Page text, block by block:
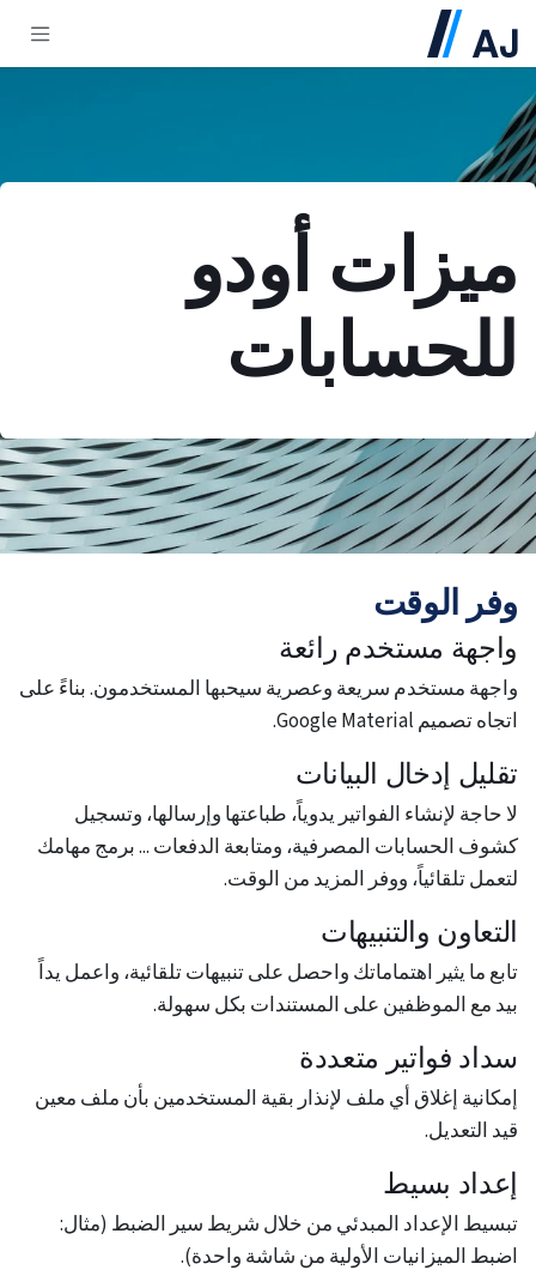
تخطي للذهاب إلى المحتوى
ميزات أودو
للحسابات
وفر الوقت
واجهة مستخدم رائعة
واجهة مستخدم سريعة وعصرية سيحبها المستخدمون. بناءً على
اتجاه تصميم Google Material.
تقليل إدخال البيانات
لا حاجة لإنشاء الفواتير يدوياً، طباعتها وإرسالها، وتسجيل
كشوف الحسابات المصرفية، ومتابعة الدفعات ... برمج مهامك
لتعمل تلقائياً، ووفر المزيد من الوقت.
التعاون والتنبيهات
تابع ما يثير اهتماماتك واحصل على تنبيهات تلقائية، واعمل يداً
بيد مع الموظفين على المستندات بكل سهولة.
سداد فواتير متعددة
إمكانية إغلاق أي ملف لإنذار بقية المستخدمين بأن ملف معين
قيد التعديل.
إعداد بسيط
تبسيط الإعداد المبدئي من خلال شريط سير الضبط (مثال:
اضبط الميزانيات الأولية من شاشة واحدة).